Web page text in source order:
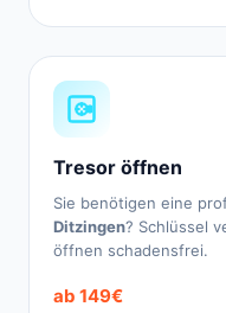
Tresor öffnen
Sie benötigen eine
Ditzingen? Schlüssel
öffnen schadensfrei.
ab 149€